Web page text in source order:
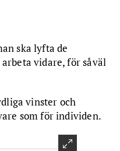
ska lyfta de
vidare, för såväl
vinster och
som för individen.